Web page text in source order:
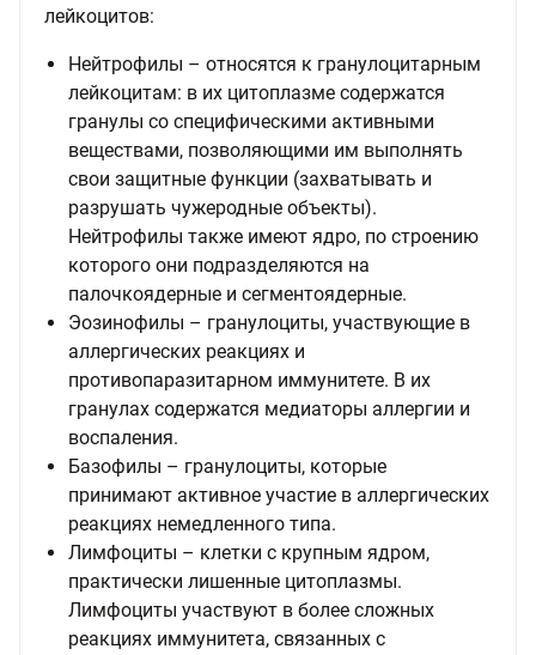
лейкоцитов:
Нейтрофилы – относятся к гранулоцитарным
лейкоцитам: в их цитоплазме содержатся
гранулы со специфическими активными
веществами, позволяющими им выполнять
свои защитные функции (захватывать и
разрушать чужеродные объекты).
Нейтрофилы также имеют ядро, по строению
которого они подразделяются на
палочкоядерные и сегментоядерные.
Эозинофилы – гранулоциты, участвующие в
аллергических реакциях и
противопаразитарном иммунитете. В их
гранулах содержатся медиаторы аллергии и
воспаления.
Базофилы – гранулоциты, которые
принимают активное участие в аллергических
реакциях немедленного типа.
Лимфоциты – клетки с крупным ядром,
практически лишенные цитоплазмы.
Лимфоциты участвуют в более сложных
реакциях иммунитета, связанных с